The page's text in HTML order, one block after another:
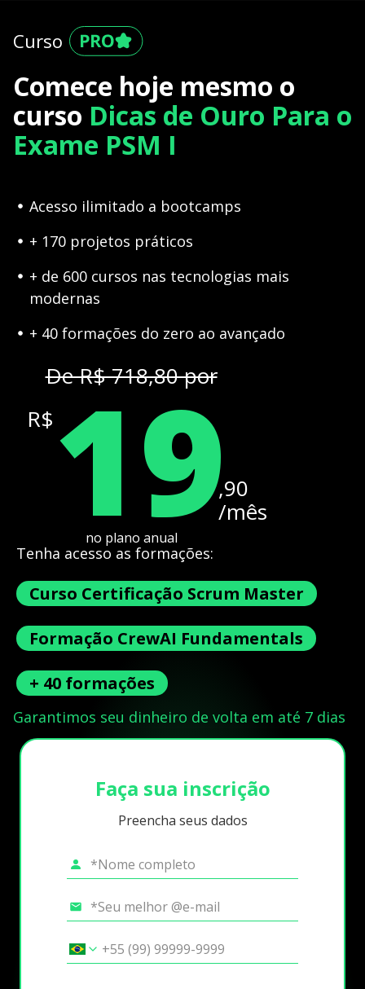
Curso
Comece hoje mesmo o
curso Dicas de Ouro Para o
Exame PSM I
Acesso ilimitado a bootcamps
+ 170 projetos práticos
+ de 600 cursos nas tecnologias mais
modernas
+ 40 formações do zero ao avançado
De R$ 718,80 por
R$ 19,90
/mês
no plano anual
Tenha acesso as formações:
Curso Certificação Scrum Master
Formação CrewAI Fundamentals
+ 40 formações
Garantimos seu dinheiro de volta em até 7 dias
Faça sua inscrição
Preencha seus dados